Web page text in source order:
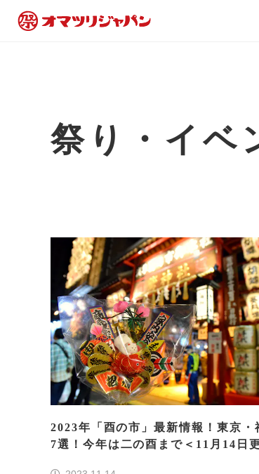
祭り・イベ
2023年「酉の市」最新情報！東京・
7選！今年は二の酉まで＜11月14日